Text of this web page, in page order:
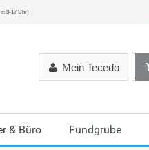
8-17 Uhr)
Mein Tecedo
& Büro Fundgrube